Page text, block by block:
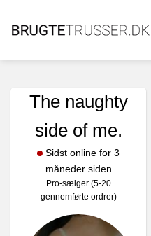
The naughty
side of me.
Sidst online for 3
måneder siden
Pro-sælger (5-20
gennemførte ordrer)